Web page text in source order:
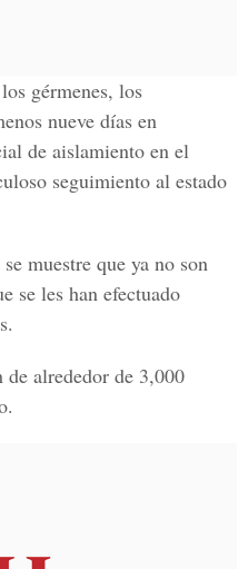
gérmenes, los
nueve días en
de aislamiento en el
seguimiento al estado
muestre que ya no son
se les han efectuado
alrededor de 3,000